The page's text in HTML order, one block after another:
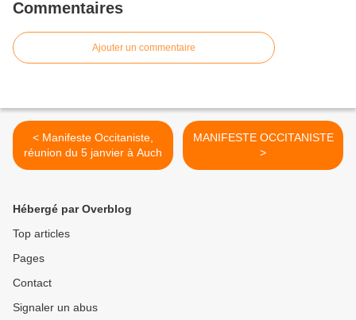
Commentaires
Ajouter un commentaire
< Manifeste Occitaniste,
réunion du 5 janvier à Auch
MANIFESTE OCCITANISTE
>
Hébergé par Overblog
Top articles
Pages
Contact
Signaler un abus